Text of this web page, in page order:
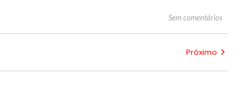
Sem comentários
Próximo